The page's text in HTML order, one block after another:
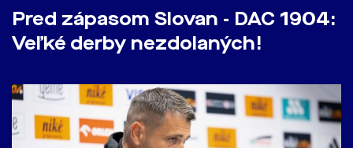
Pred zápasom Slovan - DAC 1904:
Veľké derby nezdolaných!